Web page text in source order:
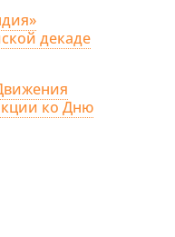
декаде
ко Дню